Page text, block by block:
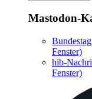
Mastodon-
Bundestag
Fenster)
hib-
Fenster)